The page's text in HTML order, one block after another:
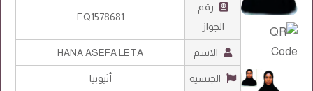
رقم
الجواز
EQ1578681
الاسم HANA ASEFA LETA
الجنسية أثيوبيا